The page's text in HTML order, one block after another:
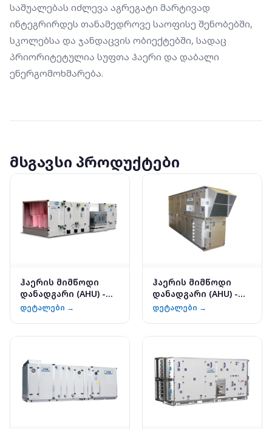
საშუალებას იძლევა აგრეგატი მარტივად
ინტეგრირდეს თანამედროვე საოფისე შენობებში,
სკოლებსა და ჯანდაცვის ობიექტებში, სადაც
პრიორიტეტულია სუფთა ჰაერი და დაბალი
ენერგომოხმარება.
მსგავსი პროდუქტები
ჰაერის მიმწოდი
დანადგარი (AHU) -
YORK YMA
დეტალები →
ჰაერის მიმწოდი
დანადგარი (AHU) -
YORK YMB
დეტალები →